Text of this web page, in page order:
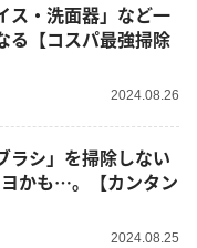
ス・洗面器」など一
る【コスパ最強掃除
2024.08.26
ラシ」を掃除しない
かも…。【カンタン
2024.08.25